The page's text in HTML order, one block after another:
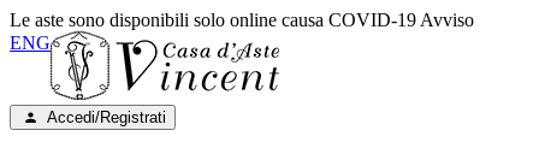
Le aste sono disponibili solo online causa COVID-19 Avviso
ENG
Accedi/Registrati